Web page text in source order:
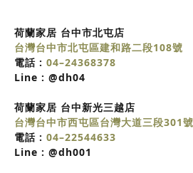
荷蘭家居 台中市北屯店
台灣台中市北屯區建和路二段108號
電話 : 04–24368378
Line : @dh04
荷蘭家居 台中新光三越店
台灣台中市西屯區台灣大道三段301
電話 : 04–22544633
Line : @dh001